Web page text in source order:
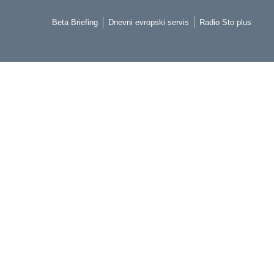
Beta Briefing Dnevni evropski servis Radio Sto plus